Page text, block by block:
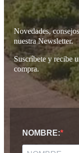
Novedades,
nuestra Newsletter.
Suscríbete y recibe
compra.
NOMBRE: